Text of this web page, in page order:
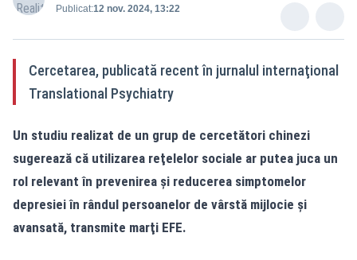
Publicat:12 nov. 2024, 13:22
Cercetarea, publicată recent în jurnalul internaţional
Translational Psychiatry
Un studiu realizat de un grup de cercetători chinezi
sugerează că utilizarea reţelelor sociale ar putea juca un
rol relevant în prevenirea şi reducerea simptomelor
depresiei în rândul persoanelor de vârstă mijlocie şi
avansată, transmite marţi EFE.